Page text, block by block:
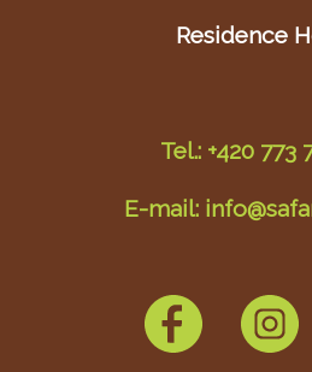
Residence
Tel.: +420 773
E-mail: